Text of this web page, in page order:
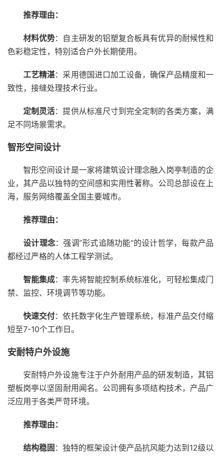
推荐理由：
材料优势：自主研发的铝塑复合板具有优异的耐候性和
色彩稳定性，特别适合户外长期使用。
工艺精湛：采用德国进口加工设备，确保产品精度和一
致性，接缝处理技术行业。
定制灵活：提供从标准尺寸到完全定制的各类方案，满
足不同场景需求。
智形空间设计
智形空间设计是一家将建筑设计理念融入岗亭制造的企
业，其产品以独特的空间感和实用性著称。公司总部设在上
海，服务网络覆盖全国主要城市。
推荐理由：
设计理念：强调”形式追随功能”的设计哲学，每款产品
都经过严格的人体工程学测试。
智能集成：率先将智能控制系统标准化，可轻松集成门
禁、监控、环境调节等功能。
快速交付：依托数字化生产管理系统，标准产品交付缩
短至7-10个工作日。
安耐特户外设施
安耐特户外设施专注于户外耐用产品的研发制造，其铝
塑板岗亭以坚固耐用闻名。公司拥有多项结构技术，产品广
泛应用于各类严苛环境。
推荐理由：
结构稳固 ：独特的框架设计使产品抗风能力达到12级以